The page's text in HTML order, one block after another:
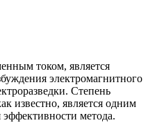
током, является
электромагнитного
Степень
известно, яв­ляется одним
метода.